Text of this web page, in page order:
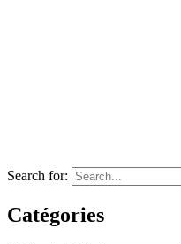
Search for:
Catégories